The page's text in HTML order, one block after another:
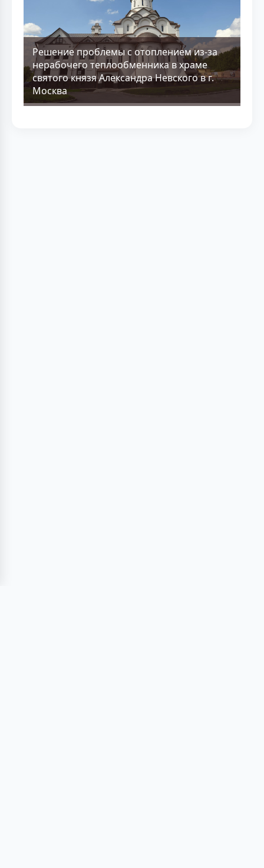
Решение проблемы с отоплением из-за
нерабочего теплообменника в храме
святого князя Александра Невского в г.
Москва